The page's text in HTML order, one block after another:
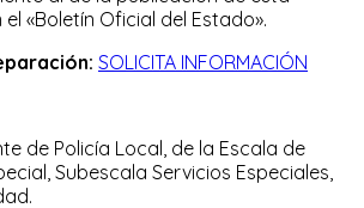
«Boletín Oficial del Estado».
SOLICITA INFORMACIÓN
de Policía Local, de la Escala de
Subescala Servicios Especiales,